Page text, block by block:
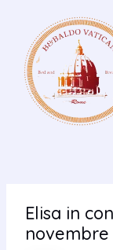
contenuto
Elisa in
novembre